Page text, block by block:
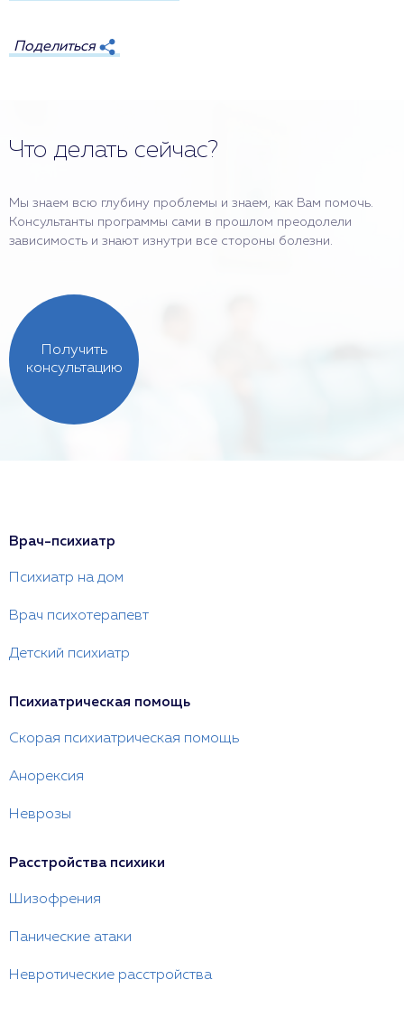
Поделиться
Что делать сейчас?
Мы знаем всю глубину проблемы и знаем, как Вам помочь.
Консультанты программы сами в прошлом преодолели
зависимость и знают изнутри все стороны болезни.
Получить
консультацию
Врач-психиатр
Психиатр на дом
Врач психотерапевт
Детский психиатр
Психиатрическая помощь
Скорая психиатрическая помощь
Анорексия
Неврозы
Расстройства психики
Шизофрения
Панические атаки
Невротические расстройства